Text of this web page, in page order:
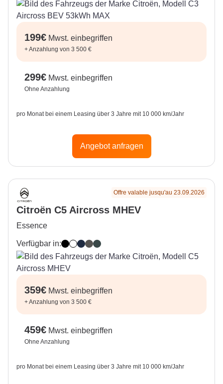
199€ Mwst. einbegriffen
+Anzahlung von 3 500 €
299€ Mwst. einbegriffen
Ohne Anzahlung
pro Monat bei einem Leasing über 3 Jahre mit 10 000 km/Jahr
Angebot anfragen
Offre valable jusqu'au 23.09.2026
Citroën C5 Aircross MHEV
Essence
Verfügbar in:Perla Nera Black
Okenite White
Eclipse Blue
Platinium Grey
Astoria Green
359€ Mwst. einbegriffen
+Anzahlung von 3 500 €
459€ Mwst. einbegriffen
Ohne Anzahlung
pro Monat bei einem Leasing über 3 Jahre mit 10 000 km/Jahr